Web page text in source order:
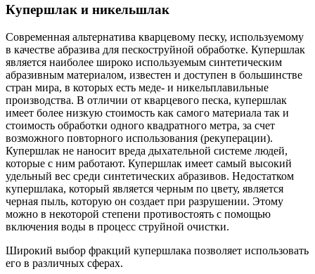
Купершлак и никельшлак
Современная альтернатива кварцевому песку, используемому
в качестве абразива для пескоструйной обработке. Купершлак
является наиболее широко используемым синтетическим
абразивным материалом, известен и доступен в большинстве
стран мира, в которых есть меде- и никельплавильные
производства. В отличии от кварцевого песка, купершлак
имеет более низкую стоимость как самого материала так и
стоимость обработки одного квадратного метра, за счет
возможного повторного использования (рекуперации).
Купершлак не наносит вреда дыхательной системе людей,
которые с ним работают. Купершлак имеет самый высокий
удельный вес среди синтетических абразивов. Недостатком
купершлака, который является черным по цвету, является
черная пыль, которую он создает при разрушении. Этому
можно в некоторой степени противостоять с помощью
включения воды в процесс струйной очистки.
Широкий выбор фракций купершлака позволяет использовать
его в различных сферах.